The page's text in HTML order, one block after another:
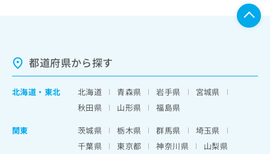
都道府県から探す
北海道 ・ 東北 北海道 青森県 岩手県
宮城県
秋田県
山形県
福島県
関東
茨城県 栃木県 群馬県
埼玉県
千葉県
東京都 神奈川県
山梨県